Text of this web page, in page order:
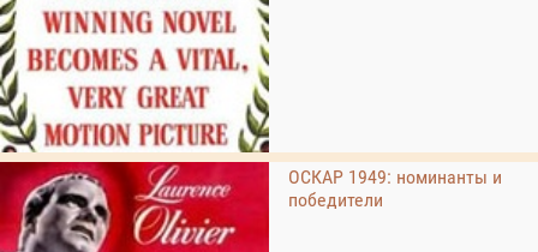
ОСКАР 1949: номинанты и
победители